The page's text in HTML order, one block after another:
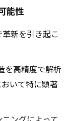
能性
新を引き起こ
を高精度で解析
いて特に顕著